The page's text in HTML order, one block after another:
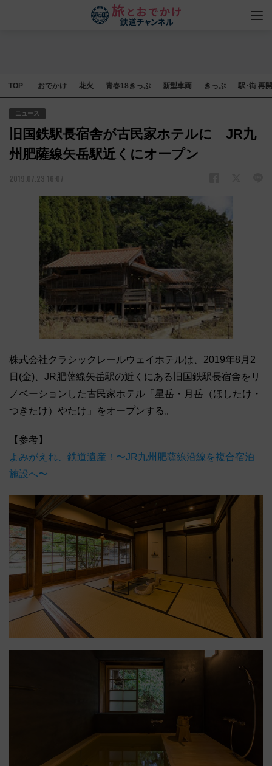
TOP おでかけ 花火 青春18きっぷ 新型車両 きっぷ 駅･街 再
ニュース
旧国鉄駅長宿舎が古民家ホテルに JR九
州肥薩線矢岳駅近くにオープン
2019.07.23 16:07
株式会社クラシックレールウェイホテルは、2019年8月2
日(金)、JR肥薩線矢岳駅の近くにある旧国鉄駅長宿舎をリ
ノベーションした古民家ホテル「星岳・月岳（ほしたけ・
つきたけ）やたけ」をオープンする。
【参考】
よみがえれ、鉄道遺産！〜JR九州肥薩線沿線を複合宿泊
施設へ〜